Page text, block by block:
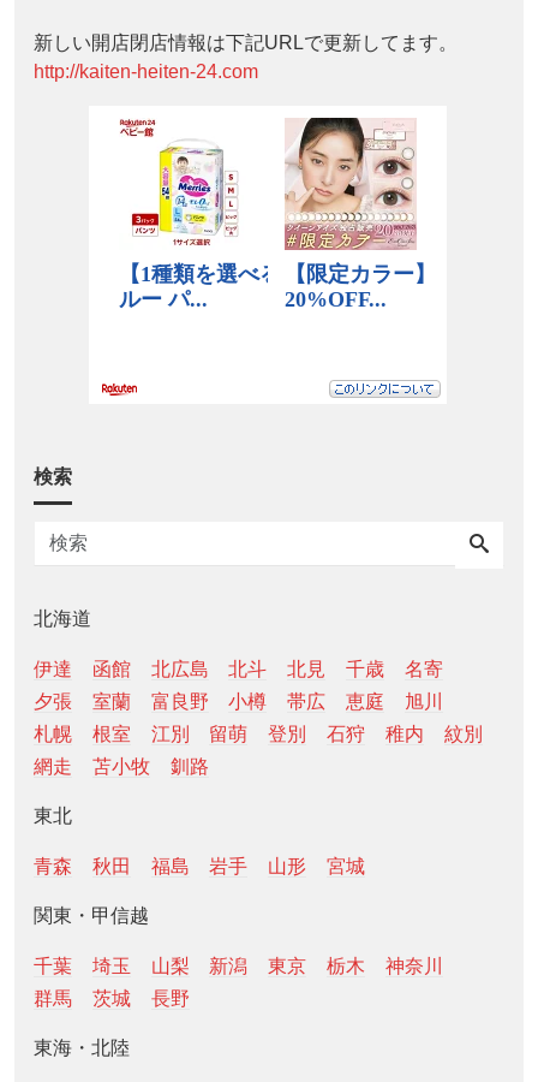
新しい開店閉店情報は下記URLで更新してます。
http://kaiten-heiten-24.com
検索
北海道
伊達 函館 北広島 北斗 北見 千歳
名寄
夕張
室蘭 富良野 小樽 帯広 恵庭
旭川
札幌
根室 江別 留萌 登別 石狩 稚内
紋別
網走
苫小牧 釧路
東北
青森 秋田 福島 岩手 山形 宮城
関東・甲信越
千葉 埼玉 山梨 新潟 東京 栃木
神奈川
群馬
茨城 長野
東海・北陸